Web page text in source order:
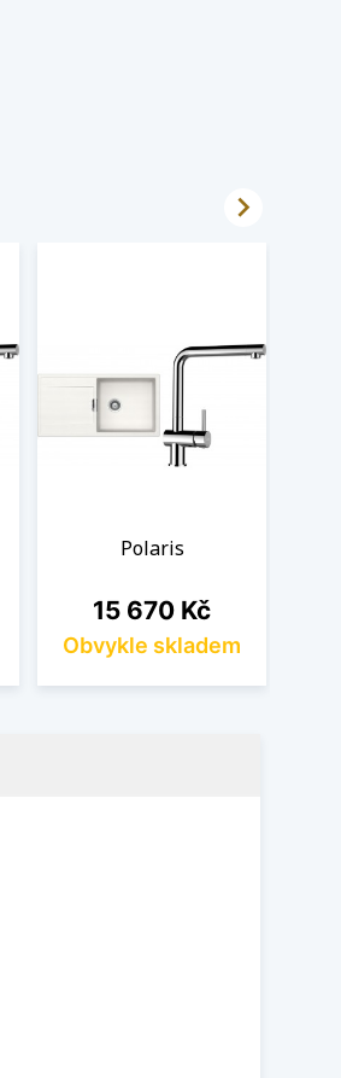
Polaris
Cena
15 670 Kč
Obvykle skladem
